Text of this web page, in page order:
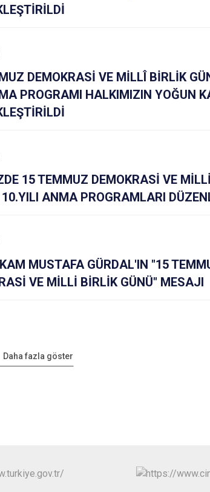
DEMOKRASİ VE MİLLÎ BİRLİK
PROGRAMI HALKIMIZIN YOĞUN
15 TEMMUZ DEMOKRASİ VE
ANMA PROGRAMLARI
MUSTAFA GÜRDAL'IN "15
VE MİLLİ BİRLİK GÜNÜ" MESAJI
Daha fazla göster